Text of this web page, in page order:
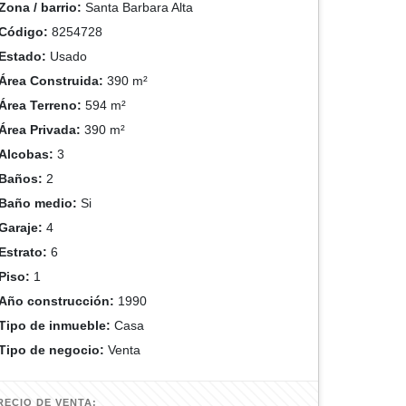
/ barrio: Santa Barbara Alta
8254728
Usado
Construida: 390 m²
Terreno: 594 m²
Privada: 390 m²
3
2
medio: Si
4
6
1
construcción: 1990
de inmueble: Casa
de negocio: Venta
DE VENTA: